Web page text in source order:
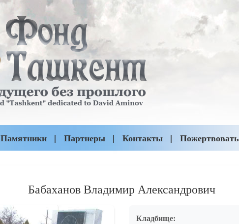
Памятники Партнеры Контакты Пожертвовать
Бабаханов Владимир Александрович
Кладбище: